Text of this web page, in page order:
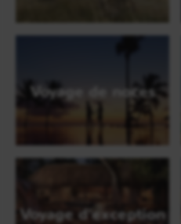
Voyage de noces
Voyage d'exception